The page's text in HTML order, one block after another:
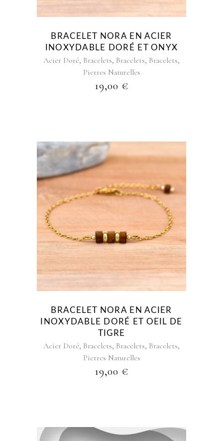
BRACELET NORA EN ACIER
INOXYDABLE DORÉ ET ONYX
Acier Doré, Bracelets, Bracelets, Bracelets,
Pierres Naturelles
19,00 €
BRACELET NORA EN ACIER
INOXYDABLE DORÉ ET OEIL DE
TIGRE
Acier Doré, Bracelets, Bracelets, Bracelets,
Pierres Naturelles
19,00 €